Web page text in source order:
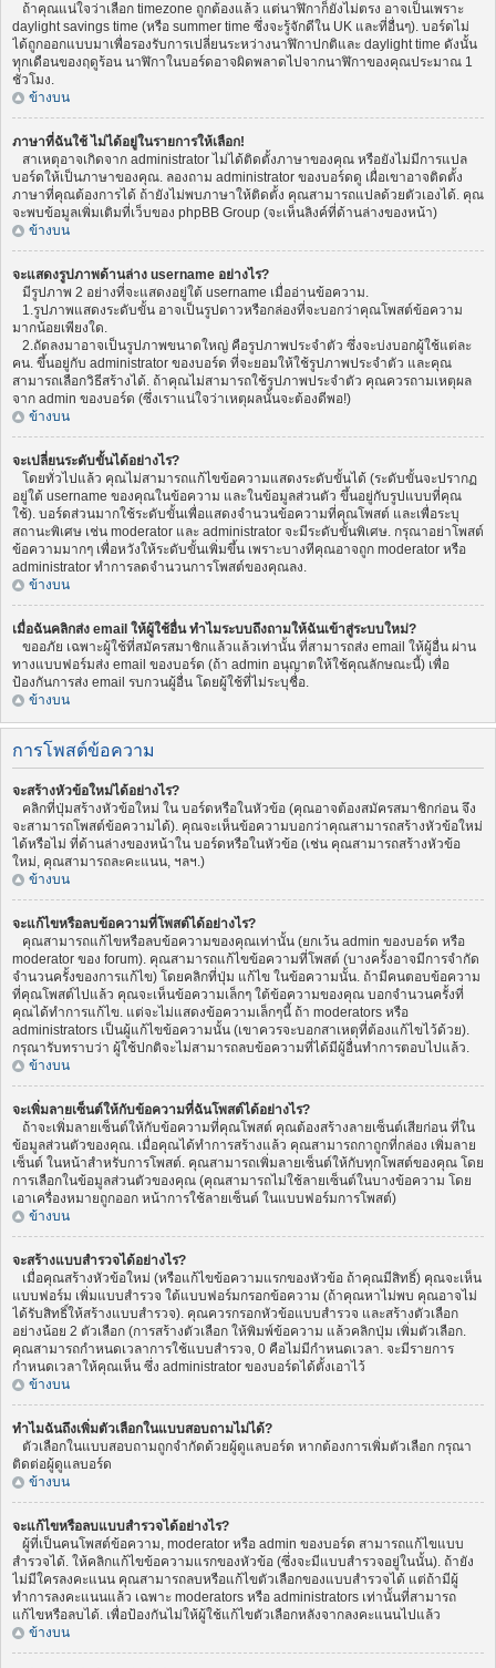
ถ้าคุณแน่ใจว่าเลือก timezone ถูกต้องแล้ว แต่นาฬิกาก็ยังไม่ตรง อาจเป็นเพราะ
daylight savings time (หรือ summer time ซึ่งจะรู้จักดีใน UK และที่อื่นๆ). บอร์ดไม่
ได้ถูกออกแบบมาเพื่อรองรับการเปลี่ยนระหว่างนาฬิกาปกติและ daylight time ดังนั้น
ทุกเดือนของฤดูร้อน นาฬิกาในบอร์ดอาจผิดพลาดไปจากนาฬิกาของคุณประมาณ 1
ชั่วโมง.
ข้างบน
ภาษาที่ฉันใช้ ไม่ได้อยู่ในรายการให้เลือก!
สาเหตุอาจเกิดจาก administrator ไม่ได้ติดตั้งภาษาของคุณ หรือยังไม่มีการแปล
บอร์ดให้เป็นภาษาของคุณ. ลองถาม administrator ของบอร์ดดู เผื่อเขาอาจติดตั้ง
ภาษาที่คุณต้องการได้ ถ้ายังไม่พบภาษาให้ติดตั้ง คุณสามารถแปลด้วยตัวเองได้. คุณ
จะพบข้อมูลเพิ่มเติมที่เว็บของ phpBB Group (จะเห็นลิงค์ที่ด้านล่างของหน้า)
ข้างบน
จะแสดงรูปภาพด้านล่าง username อย่างไร?
มีรูปภาพ 2 อย่างที่จะแสดงอยู่ใต้ username เมื่ออ่านข้อความ.
1.รูปภาพแสดงระดับขั้น อาจเป็นรูปดาวหรือกล่องที่จะบอกว่าคุณโพสต์ข้อความ
มากน้อยเพียงใด.
2.ถัดลงมาอาจเป็นรูปภาพขนาดใหญ่ คือรูปภาพประจำตัว ซึ่งจะบ่งบอกผู้ใช้แต่ละ
คน. ขึ้นอยู่กับ administrator ของบอร์ด ที่จะยอมให้ใช้รูปภาพประจำตัว และคุณ
สามารถเลือกวิธีสร้างได้. ถ้าคุณไม่สามารถใช้รูปภาพประจำตัว คุณควรถามเหตุผล
จาก admin ของบอร์ด (ซึ่งเราแน่ใจว่าเหตุผลนั้นจะต้องดีพอ!)
ข้างบน
จะเปลี่ยนระดับขั้นได้อย่างไร?
โดยทั่วไปแล้ว คุณไม่สามารถแก้ไขข้อความแสดงระดับขั้นได้ (ระดับขั้นจะปรากฏ
อยู่ใต้ username ของคุณในข้อความ และในข้อมูลส่วนตัว ขึ้นอยู่กับรูปแบบที่คุณ
ใช้). บอร์ดส่วนมากใช้ระดับขั้นเพื่อแสดงจำนวนข้อความที่คุณโพสต์ และเพื่อระบุ
สถานะพิเศษ เช่น moderator และ administrator จะมีระดับขั้นพิเศษ. กรุณาอย่าโพสต์
ข้อความมากๆ เพื่อหวังให้ระดับขั้นเพิ่มขึ้น เพราะบางทีคุณอาจถูก moderator หรือ
administrator ทำการลดจำนวนการโพสต์ของคุณลง.
ข้างบน
เมื่อฉันคลิกส่ง email ให้ผู้ใช้อื่น ทำไมระบบถึงถามให้ฉันเข้าสู่ระบบใหม่?
ขออภัย เฉพาะผู้ใช้ที่สมัครสมาชิกแล้วแล้วเท่านั้น ที่สามารถส่ง email ให้ผู้อื่น ผ่าน
ทางแบบฟอร์มส่ง email ของบอร์ด (ถ้า admin อนุญาตให้ใช้คุณลักษณะนี้) เพื่อ
ป้องกันการส่ง email รบกวนผู้อื่น โดยผู้ใช้ที่ไม่ระบุชื่อ.
ข้างบน
การโพสต์ข้อความ
จะสร้างหัวข้อใหม่ได้อย่างไร?
คลิกที่ปุ่มสร้างหัวข้อใหม่ ใน บอร์ดหรือในหัวข้อ (คุณอาจต้องสมัครสมาชิกก่อน จึง
จะสามารถโพสต์ข้อความได้). คุณจะเห็นข้อความบอกว่าคุณสามารถสร้างหัวข้อใหม่
ได้หรือไม่ ที่ด้านล่างของหน้าใน บอร์ดหรือในหัวข้อ (เช่น คุณสามารถสร้างหัวข้อ
ใหม่, คุณสามารถละคะแนน, ฯลฯ.)
ข้างบน
จะแก้ไขหรือลบข้อความที่โพสต์ได้อย่างไร?
คุณสามารถแก้ไขหรือลบข้อความของคุณเท่านั้น (ยกเว้น admin ของบอร์ด หรือ
moderator ของ forum). คุณสามารถแก้ไขข้อความที่โพสต์ (บางครั้งอาจมีการจำกัด
จำนวนครั้งของการแก้ไข) โดยคลิกที่ปุ่ม แก้ไข ในข้อความนั้น. ถ้ามีคนตอบข้อความ
ที่คุณโพสต์ไปแล้ว คุณจะเห็นข้อความเล็กๆ ใต้ข้อความของคุณ บอกจำนวนครั้งที่
คุณได้ทำการแก้ไข. แต่จะไม่แสดงข้อความเล็กๆนี้ ถ้า moderators หรือ
administrators เป็นผู้แก้ไขข้อความนั้น (เขาควรจะบอกสาเหตุที่ต้องแก้ไขไว้ด้วย).
กรุณารับทราบว่า ผู้ใช้ปกติจะไม่สามารถลบข้อความที่ได้มีผู้อื่นทำการตอบไปแล้ว.
ข้างบน
จะเพิ่มลายเซ็นต์ให้กับข้อความที่ฉันโพสต์ได้อย่างไร?
ถ้าจะเพิ่มลายเซ็นต์ให้กับข้อความที่คุณโพสต์ คุณต้องสร้างลายเซ็นต์เสียก่อน ที่ใน
ข้อมูลส่วนตัวของคุณ. เมื่อคุณได้ทำการสร้างแล้ว คุณสามารถกาถูกที่กล่อง เพิ่มลาย
เซ็นต์ ในหน้าสำหรับการโพสต์. คุณสามารถเพิ่มลายเซ็นต์ให้กับทุกโพสต์ของคุณ โดย
การเลือกในข้อมูลส่วนตัวของคุณ (คุณสามารถไม่ใช้ลายเซ็นต์ในบางข้อความ โดย
เอาเครื่องหมายถูกออก หน้าการใช้ลายเซ็นต์ ในแบบฟอร์มการโพสต์)
ข้างบน
จะสร้างแบบสำรวจได้อย่างไร?
เมื่อคุณสร้างหัวข้อใหม่ (หรือแก้ไขข้อความแรกของหัวข้อ ถ้าคุณมีสิทธิ์) คุณจะเห็น
แบบฟอร์ม เพิ่มแบบสำรวจ ใต้แบบฟอร์มกรอกข้อความ (ถ้าคุณหาไม่พบ คุณอาจไม่
ได้รับสิทธิ์ให้สร้างแบบสำรวจ). คุณควรกรอกหัวข้อแบบสำรวจ และสร้างตัวเลือก
อย่างน้อย 2 ตัวเลือก (การสร้างตัวเลือก ให้พิมพ์ข้อความ แล้วคลิกปุ่ม เพิ่มตัวเลือก.
คุณสามารถกำหนดเวลาการใช้แบบสำรวจ, 0 คือไม่มีกำหนดเวลา. จะมีรายการ
กำหนดเวลาให้คุณเห็น ซึ่ง administrator ของบอร์ดได้ตั้งเอาไว้
ข้างบน
ทำไมฉันถึงเพิ่มตัวเลือกในแบบสอบถามไม่ได้?
ตัวเลือกในแบบสอบถามถูกจำกัดด้วยผู้ดูแลบอร์ด หากต้องการเพิ่มตัวเลือก กรุณา
ติดต่อผู้ดูแลบอร์ด
ข้างบน
จะแก้ไขหรือลบแบบสำรวจได้อย่างไร?
ผู้ที่เป็นคนโพสต์ข้อความ, moderator หรือ admin ของบอร์ด สามารถแก้ไขแบบ
สำรวจได้. ให้คลิกแก้ไขข้อความแรกของหัวข้อ (ซึ่งจะมีแบบสำรวจอยู่ในนั้น). ถ้ายัง
ไม่มีใครลงคะแนน คุณสามารถลบหรือแก้ไขตัวเลือกของแบบสำรวจได้ แต่ถ้ามีผู้
ทำการลงคะแนนแล้ว เฉพาะ moderators หรือ administrators เท่านั้นที่สามารถ
แก้ไขหรือลบได้. เพื่อป้องกันไม่ให้ผู้ใช้แก้ไขตัวเลือกหลังจากลงคะแนนไปแล้ว
ข้างบน